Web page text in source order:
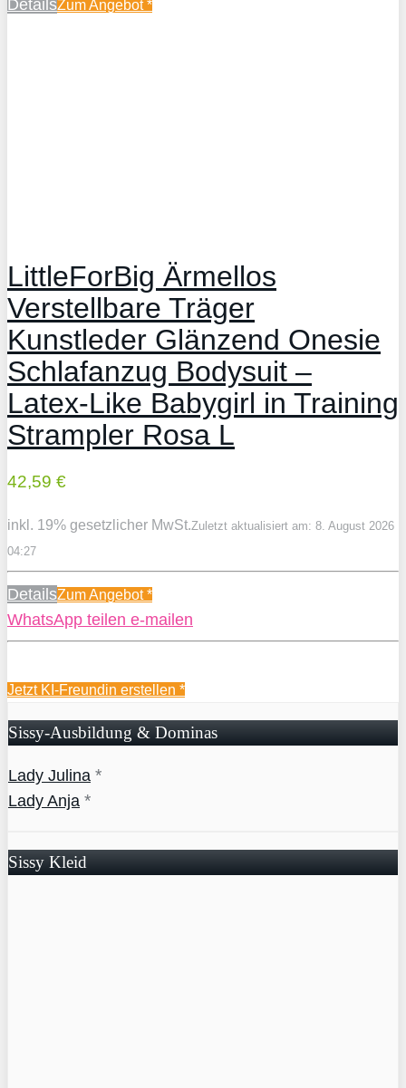
DetailsZum Angebot*
LittleForBig Ärmellos
Verstellbare Träger
Kunstleder Glänzend Onesie
Schlafanzug Bodysuit –
Latex-Like Babygirl in Training
Strampler Rosa L
42,59 €
inkl. 19% gesetzlicher MwSt.Zuletzt aktualisiert am: 8. August 2026
04:27
DetailsZum Angebot*
WhatsApp teilen e-mailen
Jetzt KI-Freundin erstellen *
Sissy-Ausbildung & Dominas
Lady Julina *
Lady Anja *
Sissy Kleid